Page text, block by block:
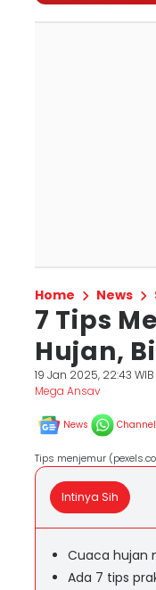
Home News
7 Tips
Hujan,
19 Jan 2025, 22:43 WIB
Mega Ansav
News Channel
Tips menjemur
Intinya Sih
Cuaca hujan
Ada 7 tips